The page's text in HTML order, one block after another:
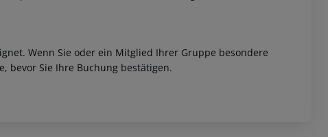
Wenn Sie oder ein Mitglied Ihrer Gruppe besondere
bevor Sie Ihre Buchung bestätigen.